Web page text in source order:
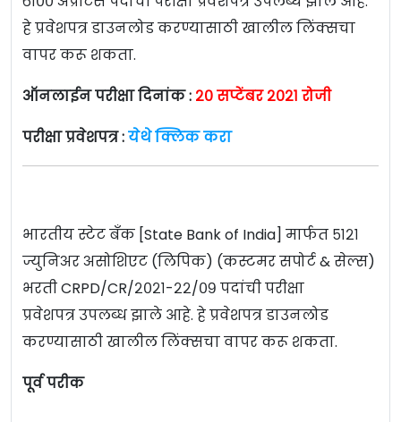
हे प्रवेशपत्र डाउनलोड करण्यासाठी खालील लिंक्सचा
वापर करू शकता.
ऑनलाईन परीक्षा दिनांक : २० सप्टेंबर २०२१ रोजी
परीक्षा प्रवेशपत्र :येथे क्लिक करा
भारतीय स्टेट बँक [State Bank of India] मार्फत ५१२१
ज्युनिअर असोशिएट (लिपिक) (कस्टमर सपोर्ट & सेल्स)
भरती CRPD/CR/२०२१-२२/०९ पदांची परीक्षा
प्रवेशपत्र उपलब्ध झाले आहे. हे प्रवेशपत्र डाउनलोड
करण्यासाठी खालील लिंक्सचा वापर करू शकता.
पूर्व परीक